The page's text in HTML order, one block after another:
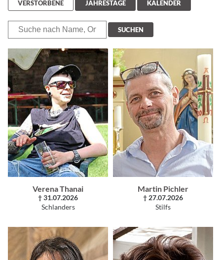
VERSTORBENE JAHRESTAGE KALENDER
SUCHEN
Verena Thanai
† 31.07.2026
Schlanders
Martin Pichler
† 27.07.2026
Stilfs